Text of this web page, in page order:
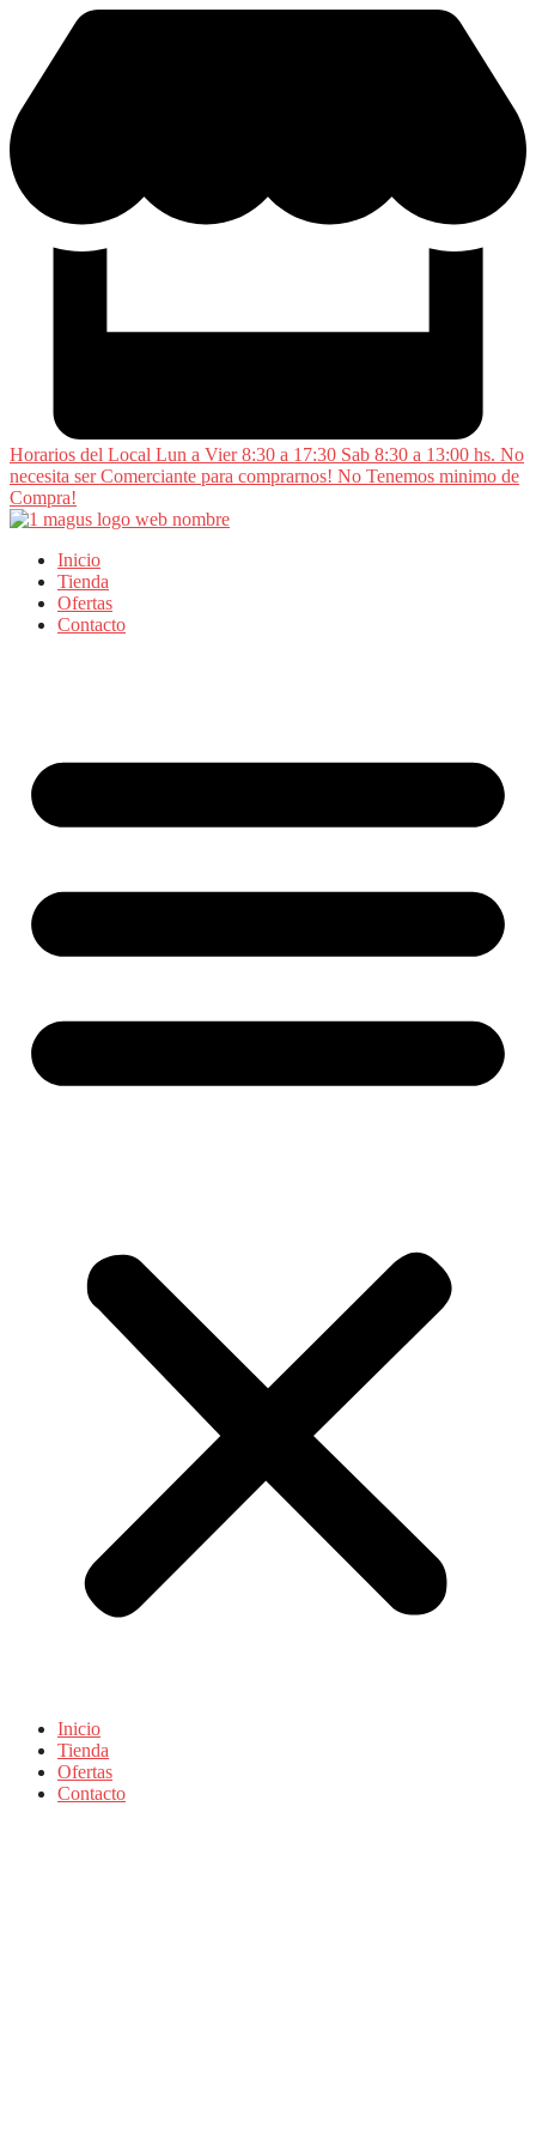
contenido
Horarios del Local Lun a Vier 8:30 a 17:30 Sab 8:30 a 13:00 hs. No
necesita ser Comerciante para comprarnos! No Tenemos minimo de
Compra!
Inicio
Tienda
Ofertas
Contacto
Inicio
Tienda
Ofertas
Contacto